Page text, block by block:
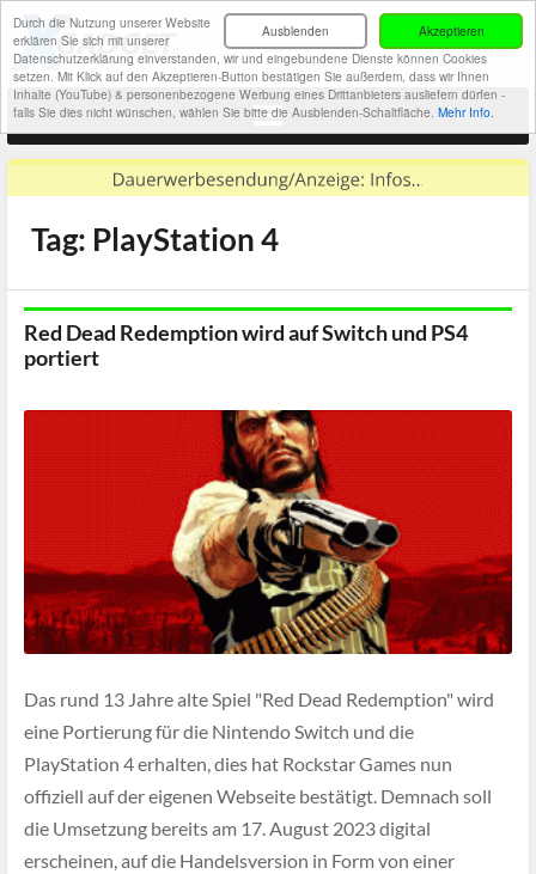
Akzeptieren
Ausblenden
Durch die Nutzung unserer Website
erklären Sie sich mit unserer
Datenschutzerklärung einverstanden, wir und eingebundene Dienste können Cookies
setzen. Mit Klick auf den Akzeptieren-Button bestätigen Sie außerdem, dass wir Ihnen
Inhalte (YouTube) & personenbezogene Werbung eines Drittanbieters ausliefern dürfen -
falls Sie dies nicht wünschen, wählen Sie bitte die Ausblenden-Schaltfläche. Mehr Info.
Tag: PlayStation 4
Red Dead Redemption wird auf Switch und PS4
portiert
Das rund 13 Jahre alte Spiel "Red Dead Redemption" wird
eine Portierung für die Nintendo Switch und die
PlayStation 4 erhalten, dies hat Rockstar Games nun
offiziell auf der eigenen Webseite bestätigt. Demnach soll
die Umsetzung bereits am 17. August 2023 digital
erscheinen, auf die Handelsversion in Form von einer